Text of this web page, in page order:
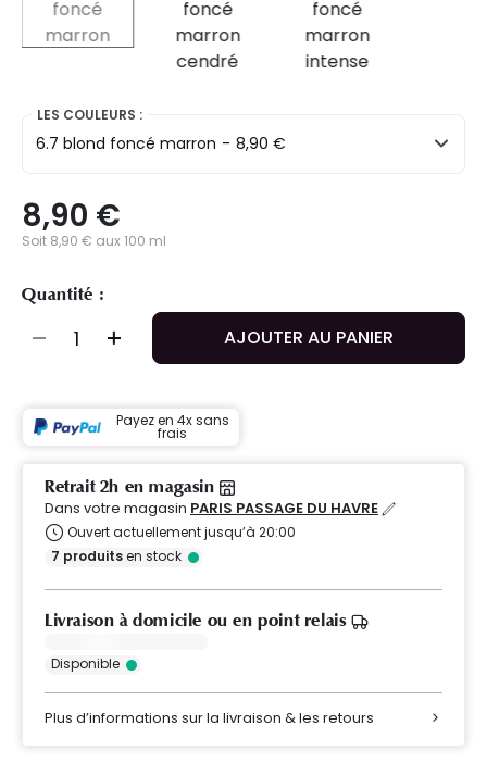
selected
LES COULEURS :
6.7 blond foncé marron - 8,90 €
8,90 €
Soit 8,90 € aux 100 ml
Quantité :
AJOUTER AU PANIER
Payez en 4x sans
frais
Retrait 2h en magasin
Dans votre magasin PARIS PASSAGE DU HAVRE
Ouvert actuellement jusqu’à 20:00
7 produitsen stock
Livraison à domicile ou en point relais
Disponible
Plus d’informations sur la livraison & les retours